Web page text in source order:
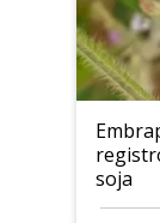
soja